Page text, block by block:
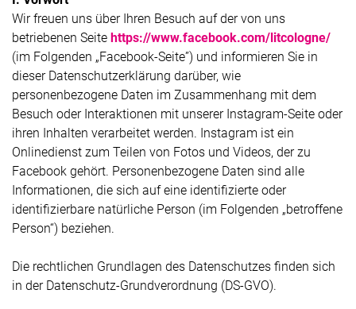
Wir freuen uns über Ihren Besuch auf der von uns
betriebenen Seite https://www.facebook.com/litcologne/
(im Folgenden „Facebook-Seite”) und informieren Sie in
dieser Datenschutzerklärung darüber, wie
personenbezogene Daten im Zusammenhang mit dem
Besuch oder Interaktionen mit unserer Instagram-Seite oder
ihren Inhalten verarbeitet werden. Instagram ist ein
Onlinedienst zum Teilen von Fotos und Videos, der zu
Facebook gehört. Personenbezogene Daten sind alle
Informationen, die sich auf eine identifizierte oder
identifizierbare natürliche Person (im Folgenden „betroffene
Person“) beziehen.
Die rechtlichen Grundlagen des Datenschutzes finden sich
in der Datenschutz-Grundverordnung (DS-GVO).